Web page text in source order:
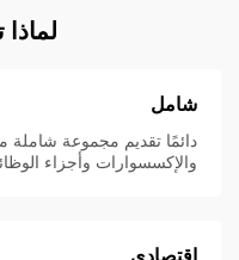
لماذا
شامل
دائمًا تقديم مجموعة شاملة
والإكسسوارات وأجزاء